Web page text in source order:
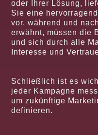
oder Ihrer Lösung,
Sie eine
vor, während und
erwähnt, müssen die
und sich durch alle
Interesse und
Schließlich ist es
jeder Kampagne
um zukünftige
definieren.